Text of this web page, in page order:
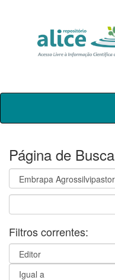
Skip
Página de Busca
Filtros correntes: